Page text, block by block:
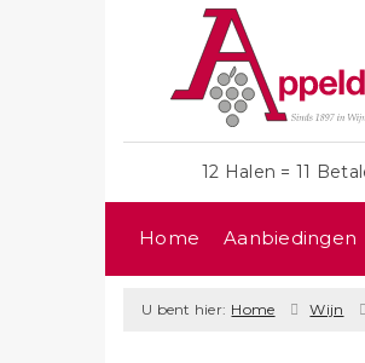
12 Halen = 11
Home Aanbiedingen
U bent hier: Home Wijn